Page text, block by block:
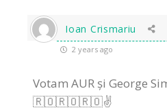
Ioan Crismariu
2 years ago
Votam AUR și George
🇷🇴🇷🇴🇷🇴✌️